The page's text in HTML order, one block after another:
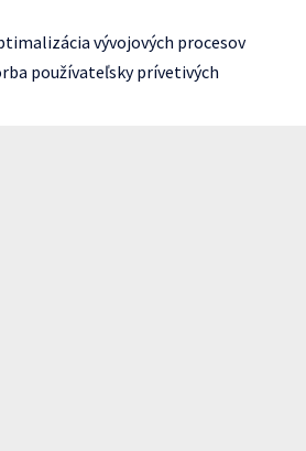
vývojových procesov
používateľsky prívetivých